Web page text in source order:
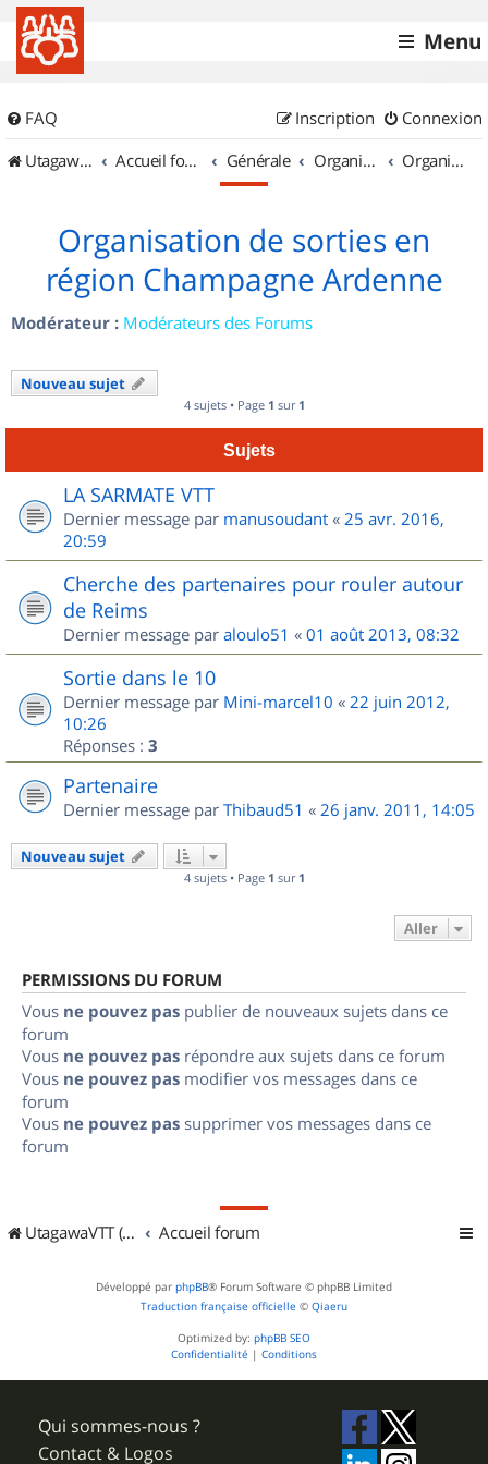
Menu
FAQ Connexion
Inscription
UtagawaVTT (Randos VTT et VTTAE avec traces GPS)
Accueil forum Générale Organisation de sorties & Recherche de partenaires Organisation de sorties en région Champagne Ardenne
Organisation de sorties en
région Champagne Ardenne
Modérateur : Modérateurs des Forums
Nouveau sujet
4 sujets • Page 1 sur 1
Sujets
LA SARMATE VTT
Dernier message par manusoudant « 25 avr. 2016,
20:59
Cherche des partenaires pour rouler autour
de Reims
Dernier message par aloulo51 « 01 août 2013, 08:32
Sortie dans le 10
Dernier message par Mini-marcel10 « 22 juin 2012,
10:26
Réponses : 3
Partenaire
Dernier message par Thibaud51 « 26 janv. 2011, 14:05
Nouveau sujet
4 sujets • Page 1 sur 1
Aller
PERMISSIONS DU FORUM
Vous ne pouvez pas publier de nouveaux sujets dans ce
forum
Vous ne pouvez pas répondre aux sujets dans ce forum
Vous ne pouvez pas modifier vos messages dans ce
forum
Vous ne pouvez pas supprimer vos messages dans ce
forum
UtagawaVTT (Randos VTT et VTTAE avec traces GPS) Accueil forum
Développé par phpBB® Forum Software © phpBB Limited
Traduction française officielle © Qiaeru
Optimized by: phpBB SEO
Confidentialité | Conditions
Qui sommes-nous ?
Contact & Logos